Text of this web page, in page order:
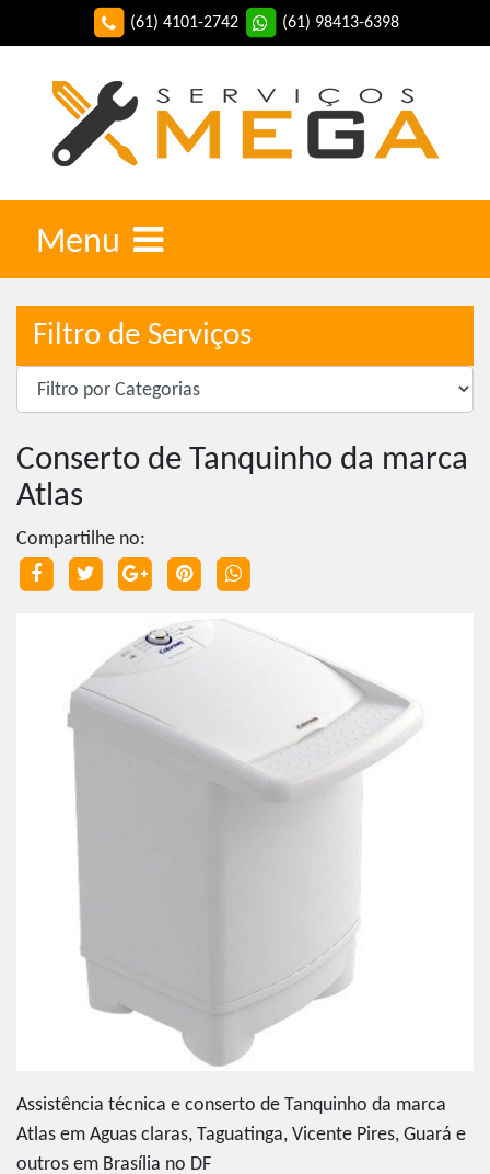
(61) 4101-2742 (61) 98413-6398
Menu
Filtro de Serviços
Conserto de Tanquinho da marca
Atlas
Compartilhe no:
Assistência técnica e conserto de Tanquinho da marca
Atlas em Aguas claras, Taguatinga, Vicente Pires, Guará e
outros em Brasília no DF